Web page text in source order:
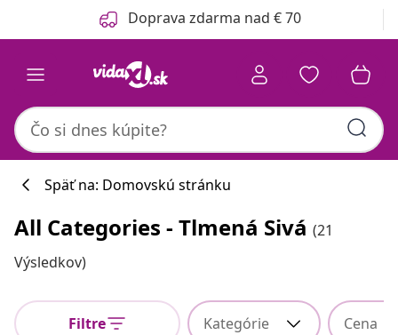
Predchádzajúce Doprava zdarma nad € 70
Späť na: Domovskú stránku
All Categories - Tlmená Sivá (21
Výsledkov)
Filtre Kategórie Cena